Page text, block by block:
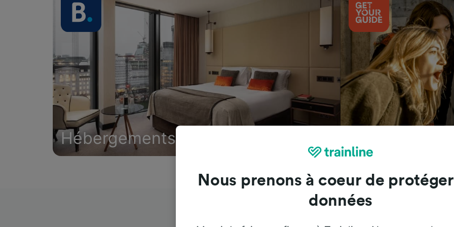
Hébergements
Trainline : l'avis de nos clients
Nous prenons à coeur de
données